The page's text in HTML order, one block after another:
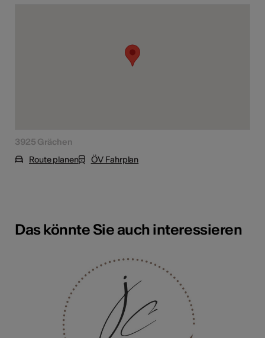
3925 Grächen
Route planen
ÖV Fahrplan
Das könnte Sie auch interessieren